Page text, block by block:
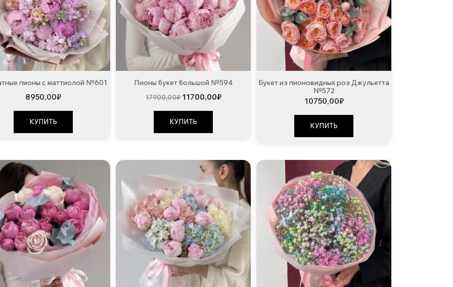
пионы с маттиолой №601
8950,00₽
КУПИТЬ
Пионы букет большой №594
17900,00₽ Первоначальная
составляла
17900,00₽.
11700,00₽Текущая
КУПИТЬ
Букет из пионовидных роз Джульетта
№572
10750,00₽
КУПИТЬ